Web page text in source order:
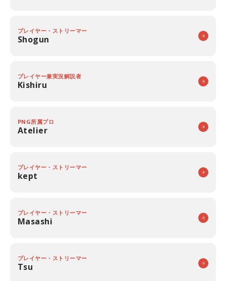
プレイヤー・ストリーマー
Shogun
プレイヤー兼実況解説者
Kishiru
PNG所属プロ
Atelier
プレイヤー・ストリーマー
kept
プレイヤー・ストリーマー
Masashi
プレイヤー・ストリーマー
Tsu